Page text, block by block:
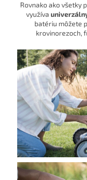
Rovnako ako všetky
využíva
batériu môžete
krovinorezoch,